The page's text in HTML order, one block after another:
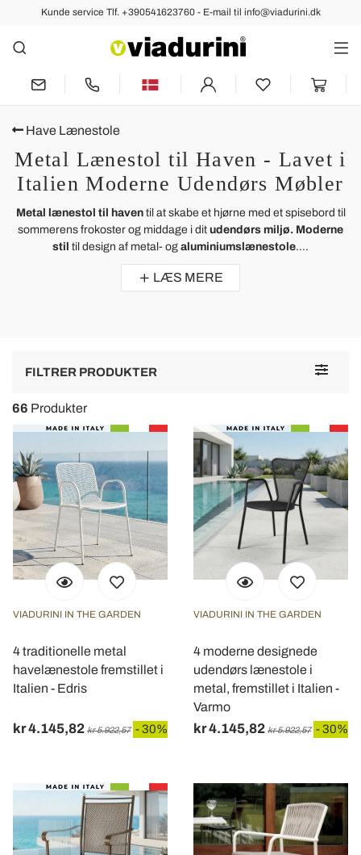
Kunde service Tlf. +390541623760 - E-mail til info@viadurini.dk
Have Lænestole
Metal Lænestol til Haven - Lavet i
Italien Moderne Udendørs Møbler
Metal lænestol til haventil at skabe et hjørne med et spisebord til
sommerens frokoster og middage i dit udendørs miljø. Moderne
stil til design af metal- og aluminiumslænestole....
LÆS MERE
Toggle
FILTRER PRODUKTER
66 Produkter
VIADURINI IN THE GARDEN
4 traditionelle metal
havelænestole fremstillet i
Italien - Edris
kr 4.145,82 kr 5.922,57 - 30%
VIADURINI IN THE GARDEN
4 moderne designede
udendørs lænestole i
metal, fremstillet i Italien -
Varmo
kr 4.145,82 kr 5.922,57 - 30%